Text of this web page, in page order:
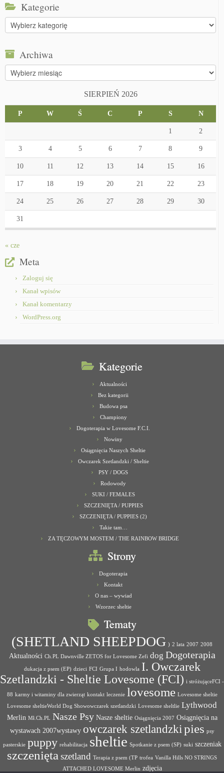
Kategorie
Kategorie
Archiwa
Archiwa
SIERPIEŃ 2026
P W Ś C P S N
1 2
3 4 5 6 7 8 9
10 11 12 13 14 15 16
17 18 19 20 21 22 23
24 25 26 27 28 29 30
31
« cze
Meta
Zaloguj się
Kanał wpisów
Kanał komentarzy
WordPress.org
Kategorie
Aktualności
Bez kategorii
Budowa psa
Championy
Dogoterapia w Lovesome F.C.I.
Nowiny
Osiągnięcia Naszych Sheltie
Owczarek Szetlandzki / Sheltie
PSY / DOGS
Rodowody
SUKI / FEMALES
SZCZENIĘTA / PUPPIES
SZCZENIĘTA / PUPPIES (2)
Takie tam…
ZA TĘCZOWYM MOSTEM / THE RAINBOW BRIDGE
Strony
Dogoterapia
Kontakt
O nas – wywiad
Wzorzec sheltie
Tematy
(SHETLAND SHEEPDOG ) 2 lata 2007 2008
Aktualności Ch.PL Dawnville ZETOS for Lovesome Zefi dog Dogoterapia
dukacja z psem (EP) dzieci FCI Grupa I hodowla I. Owczarek
Szetlandzki - Sheltie Lovesome (FCI) i stróżująceFCI -
88 karmy i witaminy dla zwierząt kontakt leczenie lovesome Lovesome sheltie
Lovesome sheltieWorld Dog Showowczarek szetlandzki Lovesome sheltlie Lythwood
Merlin Mł.Ch.PL Nasze Psy Nasze sheltie Osiągnięcia 2007 Osiągnięcia na
wystawach 2007wystawy owczarek szetlandzkipies psy
pasterskie puppy rehabilitacja sheltie Spotkanie z psem (SP) suki szczeniak
szczenięta szetland Terapia z psem (TP trofea Vanilla Hills NO STRINGS
ATTACHED LOVESOME Merlin zdjęcia